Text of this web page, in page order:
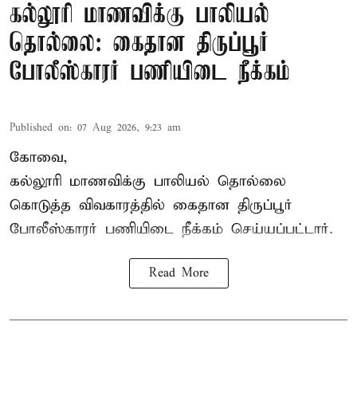
கல்லூரி மாணவிக்கு பாலியல்
தொல்லை: கைதான திருப்பூர்
போலீஸ்காரர் பணியிடை நீக்கம்
Published on: 07 Aug 2026, 9:23 am
கோவை,
கல்லூரி மாணவிக்கு பாலியல் தொல்லை
கொடுத்த விவகாரத்தில் கைதான திருப்பூர்
போலீஸ்காரர் பணியிடை நீக்கம் செய்யப்பட்டார்.
Read More